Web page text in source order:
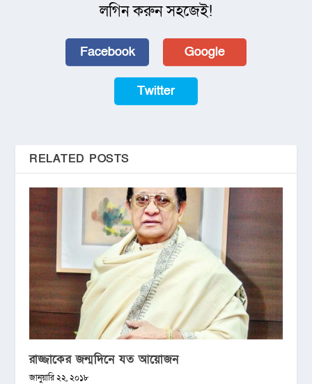
লগিন করুন সহজেই!
Facebook Google
Twitter
RELATED POSTS
রাজ্জাকের জন্মদিনে যত আয়োজন
জানুয়ারি ২২, ২০১৮